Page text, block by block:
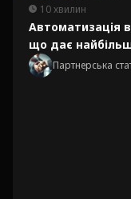
10 хвилин
Автоматизація
що дає
Партнерська